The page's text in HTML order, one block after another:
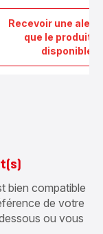
Recevoir une
que le produit
disponible
Patin
x4
bien compatible
de votre
ou vous